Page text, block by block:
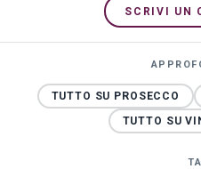
SCRIVI UN
TUTTO SU PROSECCO
TUTTO SU